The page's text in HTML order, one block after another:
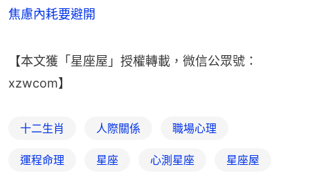
焦慮內耗要避開
【本文獲「星座屋」授權轉載，微信公眾號：
xzwcom】
十二生肖 人際關係 職場心理
運程命理 星座 心測星座 星座屋